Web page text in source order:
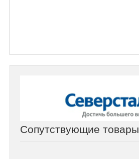
Сопутствующие товары